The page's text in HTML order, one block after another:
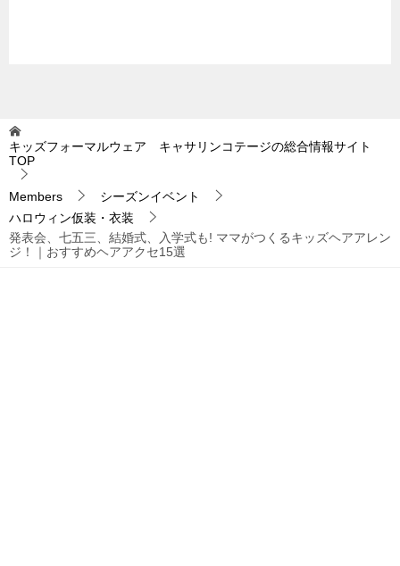
キッズフォーマルウェア キャサリンコテージの総合情報サイト
TOP
Members
シーズンイベント
ハロウィン仮装・衣装
発表会、七五三、結婚式、入学式も! ママがつくるキッズヘアアレン
ジ！｜おすすめヘアアクセ15選